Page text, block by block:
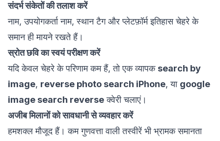
संदर्भ संकेतों की तलाश करें
नाम, उपयोगकर्ता नाम, स्थान टैग और प्लेटफ़ॉर्म इतिहास चेहरे के
समान ही मायने रखते हैं।
स्रोत छवि का स्वयं परीक्षण करें
यदि केवल चेहरे के परिणाम कम हैं, तो एक व्यापक search by
image, reverse photo search iPhone, या google
image search reverseक्वेरी चलाएं।
अजीब मिलानों को सावधानी से व्यवहार करें
हमशक्ल मौजूद हैं। कम गुणवत्ता वाली तस्वीरें भी भ्रामक समानता